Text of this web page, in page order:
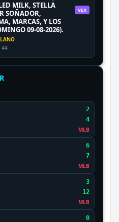
MILK, STELLA
SOÑADOR,
MARCAS, Y LOS
09-08-2026).
VER
2
4
MLB
6
7
MLB
3
12
MLB
0